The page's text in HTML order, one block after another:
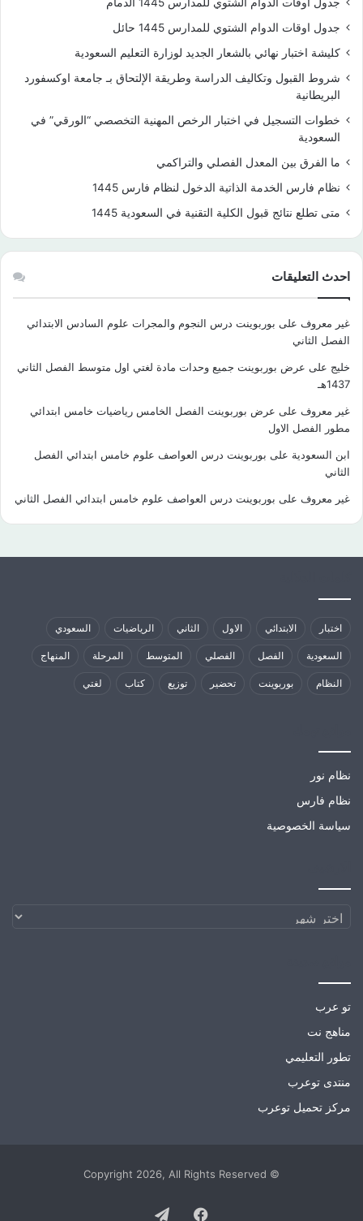
جدول اوقات الدوام الشتوي للمدارس 1445 الدمام
جدول اوقات الدوام الشتوي للمدارس 1445 حائل
كليشة اختبار نهائي بالشعار الجديد لوزارة التعليم السعودية
شروط القبول وتكاليف الدراسة وطريقة الإلتحاق بـ جامعة اوكسفورد
البريطانية
خطوات التسجيل في اختبار الرخص المهنية التخصصي “الورقي” في
السعودية
ما الفرق بين المعدل الفصلي والتراكمي
نظام فارس الخدمة الذاتية الدخول لنظام فارس 1445
متى تطلع نتائج قبول الكلية التقنية في السعودية 1445
احدث التعليقات
غير معروف على بوربوينت درس النجوم والمجرات علوم السادس الابتدائي
الفصل الثاني
خليج على عرض بوربوينت جميع وحدات مادة لغتي اول متوسط الفصل الثاني
1437هـ
غير معروف على عرض بوربوينت الفصل الخامس رياضيات خامس ابتدائي
مطور الفصل الاول
ابن السعودية على بوربوينت درس العواصف علوم خامس ابتدائي الفصل
الثاني
غير معروف على بوربوينت درس العواصف علوم خامس ابتدائي الفصل الثاني
اختبار الابتدائي الاول الثاني الرياضيات السعودي
السعودية الفصل الفصلي المتوسط المرحلة المنهاج
النظام بوربوينت تحضير توزيع كتاب لغتي
نظام نور
نظام فارس
سياسة الخصوصية
الارشيف
تو عرب
مناهج نت
تطور التعليمي
منتدى توعرب
مركز تحميل توعرب
© Copyright 2026, All Rights Reserved
Facebook
Telegram